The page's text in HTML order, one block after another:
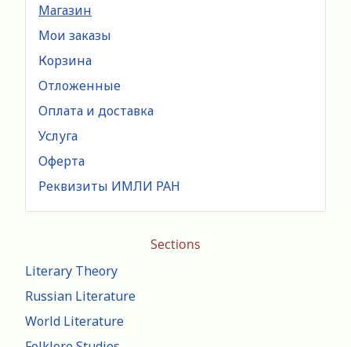
Sections
Literary Theory
Russian Literature
World Literature
Магазин
Мои заказы
Корзина
Отложенные
Оплата и доставка
Услуга
Оферта
Реквизиты ИМЛИ РАН